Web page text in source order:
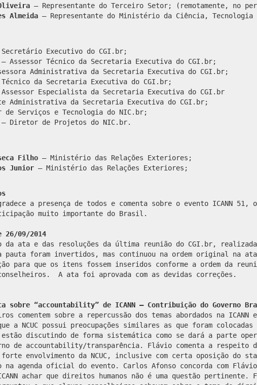
– Representante do Terceiro Setor; (remotamente, no
Almeida – Representante do Ministério da Ciência, Tecnologia
Executivo do CGI.br;
– Assessor Técnico da Secretaria Executiva do CGI.br;
Administrativa da Secretaria Executiva do CGI.br;
Técnico da Secretaria Executiva do CGI.br;
Especialista da Secretaria Executiva do CGI.br
Administrativa da Secretaria Executiva do CGI.br;
Serviços e Tecnologia do NIC.br;
– Diretor de Projetos do NIC.br.
Filho – Ministério das Relações Exteriores;
Junior – Ministério das Relações Exteriores;
a presença de todos e comenta sobre o evento ICANN 51,
muito importante do Brasil.
26/09/2014
da ata e das resoluções da última reunião do CGI.br,
foram invertidos, mas continuou na ordem original na
para que os itens fossem inseridos conforme a ordem da
A ata foi aprovada com as devidas correções.
sobre “accountability” de ICANN – Contribuição do Governo
Organisation. Existe uma interface direta com a IANA – Internet Assigned Numbers Authority para acertar os parâmetros que dizem respeito a domínios, sejam números de IP, delegação de servidores DNS, etc. Então para a ccNSO é fundamental que essa abertura e transparência sejam preservadas, pois existe o receio do que pode acontecer caso haja alteração. Os CCs não possuem contrato com a ICANN e a ICANN não pode gerar binding police para os CCs, considerando que no mundo da Internet cada um segue sua linha dentro do contexto e a lei local. Isso é diferente, porém, no caso de genéricos, que são geridos por contrato com a ICANN, que abre uma chamada para candidaturas. Eduardo Parajo diz que participou de algumas reuniões gerais e algumas plenárias verificando a questão da transição do NTIA e as questões de Governança da Internet e destacou a reunião do ISPCP, formada por provedores de Internet e conectividade, mencionando a apresentação em relação aos impactos dos novos gTLDs nas aplicações web. Propõe que o CGI.br produza um material técnico informativo sobre a criação desses novos gTLDs, para disponibilizar para a comunidade. Frederico explica que ¾ dos sistemas autônomos brasileiros tem IPv6 alocado e comenta que na semana passada Demi enviou uma mensagem para a lista dos conselheiros com um estudo sobre uma medição indireta, onde o Brasil já aparece com o uso de IPv6 bastante disseminado. Sobre IPv4, os endereços realmente acabaram e foi adotada a política de soft landing e o volume de endereços alocados é bastante pequeno desde julho. Frederico explicou que, com exceção das operadoras, a dificuldade já é significativa para prover o endereçamento IPv4 para novos clientes e esse deve ser um dos motivos pelo qual o uso de IPv6 já começa a se mostrar concreto. Henrique comenta que participou de sessões relacionadas à Governança da Internet e planejamento da ICANN para os próximos cinco anos. No tocante ao planejamento da ICANN aparece toda a questão relacionada às funções estendidas da ICANN que virão dessa transição da NTIA e do novo papel que a ICANN pretende ter nesse novo cenário. Sobre a Governança da Internet, Henrique observou que na reunião do GAC com o board de ICANN teve uma participação importante do Brasil, quando o Embaixador Benedicto fez uma afirmação em relação à maneira que está sendo conduzida a separação da discussão da accountability da ICANN e a questão da transição, afirmando que essa questão de internacionalização deve ser pensada junto com a questão da transição, porque a ICANN está submetida às leis da Califórnia e não parecia adequado para o Brasil deixar essa discussão para depois de setembro/2015. Após a afirmação do Embaixador Benedicto, houve uma série de reações do board e de alguns outros países, como Irã e Indonésia, e tudo isso gerou certo desconforto, inclusive para o próprio Fadi, pela maneira como este assunto foi colocado. Henrique considera adequado o posicionamento do governo brasileiro em não separar tanto as coisas e encarar desde já as questões políticas de fundo. Considera importante que todos Conselheiros concordem, ou pelo menos entendam, qual a posição do governo brasileiro em relação ao encaminhamento da transição. Considera ainda que todos querem que os Estados Unidos saiam das funções do NTIA, mas sabe-se que isso, indo para ICANN sem nenhuma condição, pode ser outro problema no futuro. Diante disso, Henrique diz entender o posicionamento do governo brasileiro e propõe que isso seja debatido hoje. Jandyr conta que essa reunião do GAC (reunião de governos na ICANN), foi particularmente importante por uma série de razões, primeiro porque tem se observado que o número de governos que tem participado dessas reuniões cresce constantemente, e esse ano, em Los Angeles, havia mais de 140 países representados no GAC. Do ponto de vista do Itamaraty, isso é muito positivo, porque há participação, interesse e preocupação com o momento que a ICANN está vivendo, que é a transição e a discussão sobre accountability. Esse GAC também foi importante pelas eleições que ocorreram em Los Angeles, por ser um momento de transição também dentro do GAC, em que o novo chair foi eleito. Menciona que dois temas substanciais foram tratados nessa reunião; o primeiro foi a ampla discussão sobre a intenção da ICANN em abrir uma nova rodada de gTLDs, que foi recebido com muita preocupação pelos governos porque a rodada anterior ainda não foi concluída, sendo que os erros cometidos, as lições aprendidas ainda estão sob avaliação e as sugestões de governos ainda estão sendo recebidas pelo board. Destaca que houve uma mensagem muito forte de muitos países, inclusive do Brasil, de que a ICANN deveria avançar com mais cautela, em um ritmo menos acelerado, de forma que a primeira rodada de gTLDs seja concluída para que se possa pensar em uma segunda. O segundo